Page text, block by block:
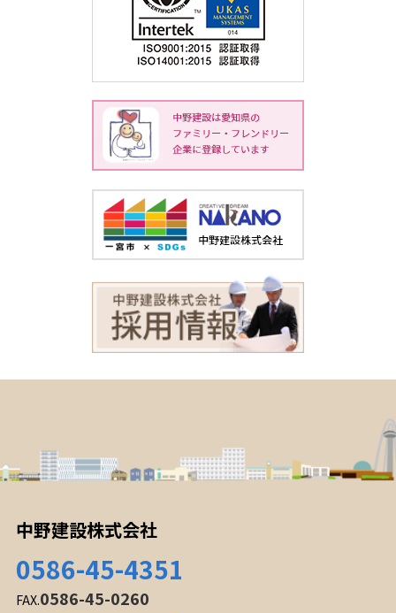
中野建設株式会社
0586-45-4351
FAX.0586-45-0260